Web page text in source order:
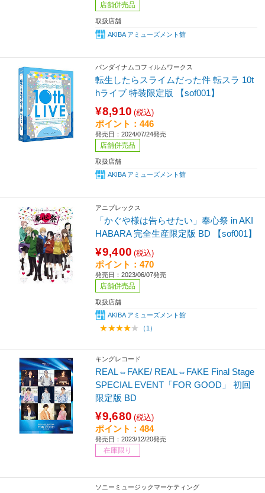
店舗併売品
取扱店舗
AKIBA アミューズメント館
バンダイナムコフィルムワークス
転生したらスライムだった件 転スラ 10t
hライブ 特装限定版 【sof001】
¥8,910 (税込)
ポイント：446
発売日：2024/07/24発売
店舗併売品
取扱店舗
AKIBA アミューズメント館
アニプレックス
「かぐや様は告らせたい」奉心祭 in AKI
HABARA 完全生産限定版 BD 【sof001】
¥9,400 (税込)
ポイント：470
発売日：2023/06/07発売
店舗併売品
取扱店舗
AKIBA アミューズメント館
（1）
キングレコード
REAL⇔FAKE/ REAL⇔FAKE Final Stage
SPECIAL EVENT「FOR GOOD」 初回
限定版 BD
¥9,680 (税込)
ポイント：484
発売日：2023/12/20発売
在庫限り
ソニーミュージックマーケティング